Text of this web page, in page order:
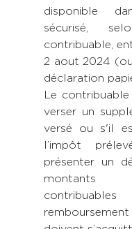
disponible
sécurisé,
contribuable,
2 aout 2024
déclaration
Le
verser un
versé ou s'il
l’impôt
présenter un
montants